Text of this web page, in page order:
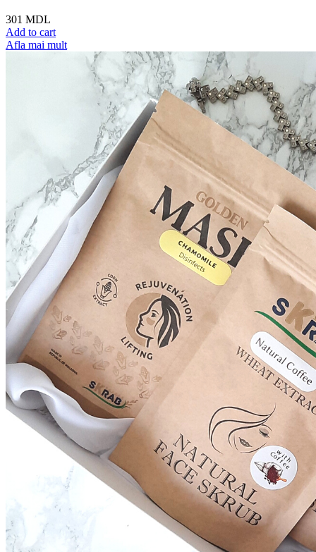
301 MDL
Add to cart
Afla mai mult